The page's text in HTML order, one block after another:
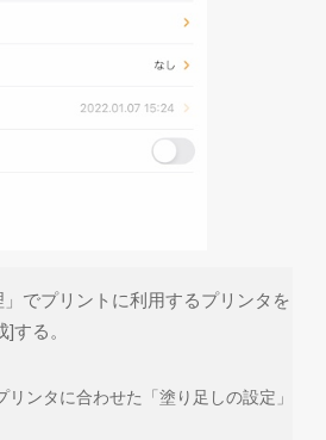
」でプリントに利用するプリンタを
する。
ンタに合わせた「塗り足しの設定」